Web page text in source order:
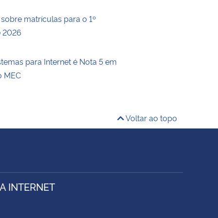
matrículas para o 1º
2026
para Internet é Nota 5 em
MEC
Voltar ao topo
INTERNET